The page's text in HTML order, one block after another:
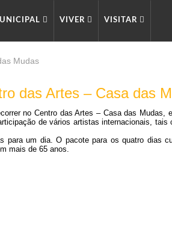
VIVER VISITAR
Mudas
das Artes – Casa das
no Centro das Artes – Casa das
de vários artistas internacionais, tais
para um dia. O pacote para os quatro dias
mais de 65 anos.